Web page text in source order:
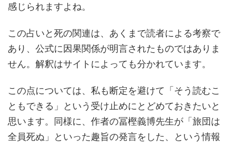
感じられますよね。
この占いと死の関連は、あくまで読者による考察で
あり、公式に因果関係が明言されたものではありま
せん。解釈はサイトによっても分かれています。
この点については、私も断定を避けて「そう読むこ
ともできる」という受け止めにとどめておきたいと
思います。同様に、作者の冨樫義博先生が「旅団は
全員死ぬ」といった趣旨の発言をした、という情報